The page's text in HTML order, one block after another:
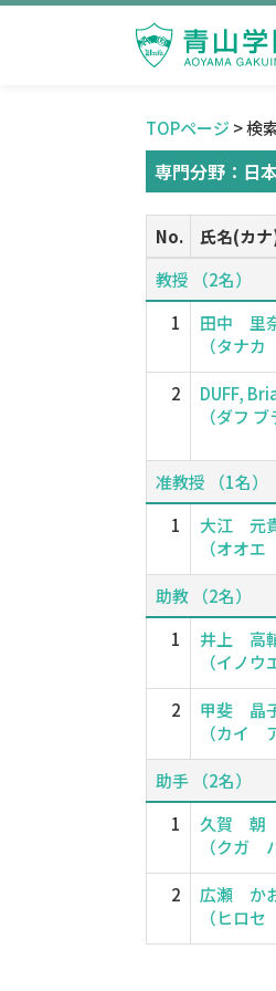
TOPページ > 検
専門分野：日
No. 氏名(カ
教授 （2名）
1
田中 里
（タナ
2
DUFF,
（ダフ
准教授 （1名）
1
大江 元
（オオ
助教 （2名）
1
井上 高
（イノ
2
甲斐 晶
（カイ
助手 （2名）
1
久賀 朝
（クガ
2
広瀬 か
（ヒロ